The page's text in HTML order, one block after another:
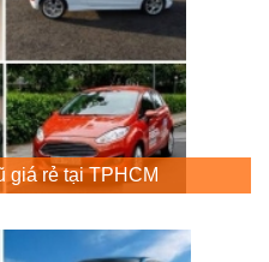
giá rẻ tại TPHCM